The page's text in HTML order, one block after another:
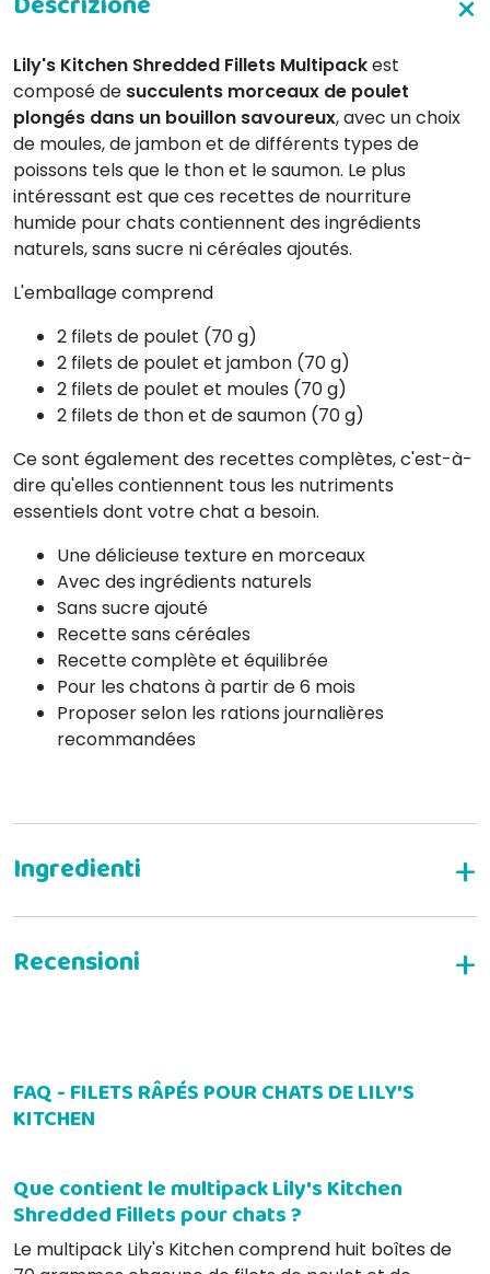
Lily's Kitchen Shredded Fillets Multipackest
composé de succulents morceaux de poulet
plongés dans un bouillon savoureux, avec un choix
de moules, de jambon et de différents types de
poissons tels que le thon et le saumon. Le plus
intéressant est que ces recettes de nourriture
humide pour chats contiennent des ingrédients
naturels, sans sucre ni céréales ajoutés.
L'emballage comprend
2 filets de poulet (70 g)
2 filets de poulet et jambon (70 g)
2 filets de poulet et moules (70 g)
2 filets de thon et de saumon (70 g)
Ce sont également des recettes complètes, c'est-à-
dire qu'elles contiennent tous les nutriments
essentiels dont votre chat a besoin.
Une délicieuse texture en morceaux
Avec des ingrédients naturels
Sans sucre ajouté
Recette sans céréales
Recette complète et équilibrée
Pour les chatons à partir de 6 mois
Proposer selon les rations journalières
recommandées
Filets de thon au saumon dans un délicieux bouillon
FAQ - FILETS RÂPÉS POUR CHATS DE LILY'S
KITCHEN
Que contient le multipack Lily's Kitchen
Shredded Fillets pour chats ?
Le multipack Lily's Kitchen comprend huit boîtes de